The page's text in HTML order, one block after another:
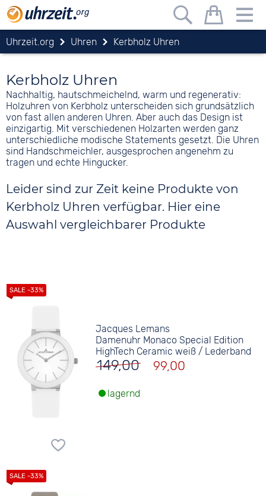
Uhrzeit.org Uhren Kerbholz Uhren
Kerbholz Uhren
Nachhaltig, hautschmeichelnd, warm und regenerativ:
Holzuhren von Kerbholz unterscheiden sich grundsätzlich
von fast allen anderen Uhren. Aber auch das Design ist
einzigartig. Mit verschiedenen Holzarten werden ganz
unterschiedliche modische Statements gesetzt. Die Uhren
sind Handschmeichler, ausgesprochen angenehm zu
tragen und echte Hingucker.
Leider sind zur Zeit keine Produkte von
Kerbholz Uhren verfügbar. Hier eine
Auswahl vergleichbarer Produkte
Jacques Lemans
Damenuhr Monaco Special Edition
HighTech Ceramic weiß / Lederband
149,00 99,00
lagernd